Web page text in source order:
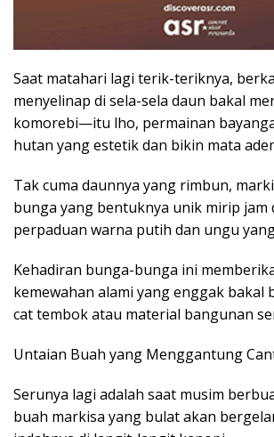
Saat matahari lagi terik-teriknya,
menyelinap di sela-sela daun bakal
komorebi—itu lho, permainan
hutan yang estetik dan bikin mata
Tak cuma daunnya yang rimbun,
bunga yang bentuknya unik mirip jam
perpaduan warna putih dan ungu
Kehadiran bunga-bunga ini
kemewahan alami yang enggak bakal
cat tembok atau material bangunan
Untaian Buah yang Menggantung
Serunya lagi adalah saat musim
buah markisa yang bulat akan